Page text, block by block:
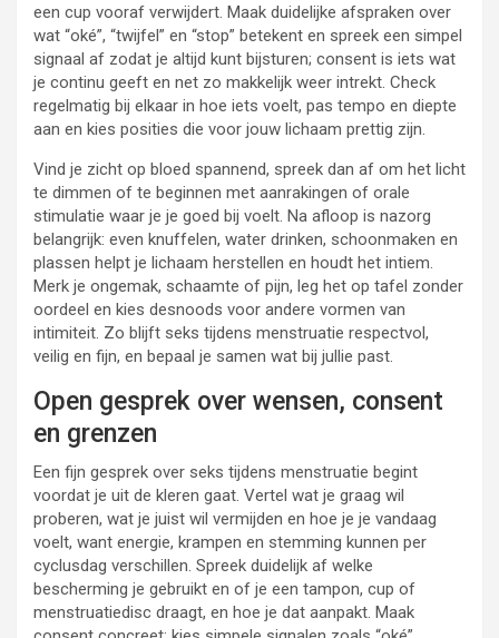
een cup vooraf verwijdert. Maak duidelijke afspraken over
wat “oké”, “twijfel” en “stop” betekent en spreek een simpel
signaal af zodat je altijd kunt bijsturen; consent is iets wat
je continu geeft en net zo makkelijk weer intrekt. Check
regelmatig bij elkaar in hoe iets voelt, pas tempo en diepte
aan en kies posities die voor jouw lichaam prettig zijn.
Vind je zicht op bloed spannend, spreek dan af om het licht
te dimmen of te beginnen met aanrakingen of orale
stimulatie waar je je goed bij voelt. Na afloop is nazorg
belangrijk: even knuffelen, water drinken, schoonmaken en
plassen helpt je lichaam herstellen en houdt het intiem.
Merk je ongemak, schaamte of pijn, leg het op tafel zonder
oordeel en kies desnoods voor andere vormen van
intimiteit. Zo blijft seks tijdens menstruatie respectvol,
veilig en fijn, en bepaal je samen wat bij jullie past.
Open gesprek over wensen, consent
en grenzen
Een fijn gesprek over seks tijdens menstruatie begint
voordat je uit de kleren gaat. Vertel wat je graag wil
proberen, wat je juist wil vermijden en hoe je je vandaag
voelt, want energie, krampen en stemming kunnen per
cyclusdag verschillen. Spreek duidelijk af welke
bescherming je gebruikt en of je een tampon, cup of
menstruatiedisc draagt, en hoe je dat aanpakt. Maak